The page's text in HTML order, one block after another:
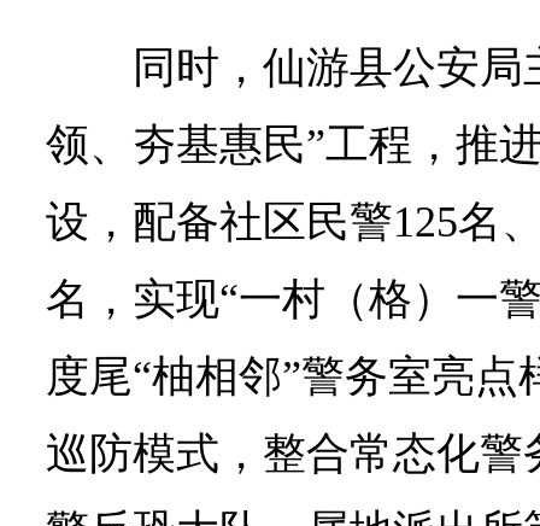
同时，仙游县公安
领、夯基惠民”工程，推
设，配备社区民警125名
名，实现“一村（格）一
度尾“柚相邻”警务室亮
巡防模式，整合常态化